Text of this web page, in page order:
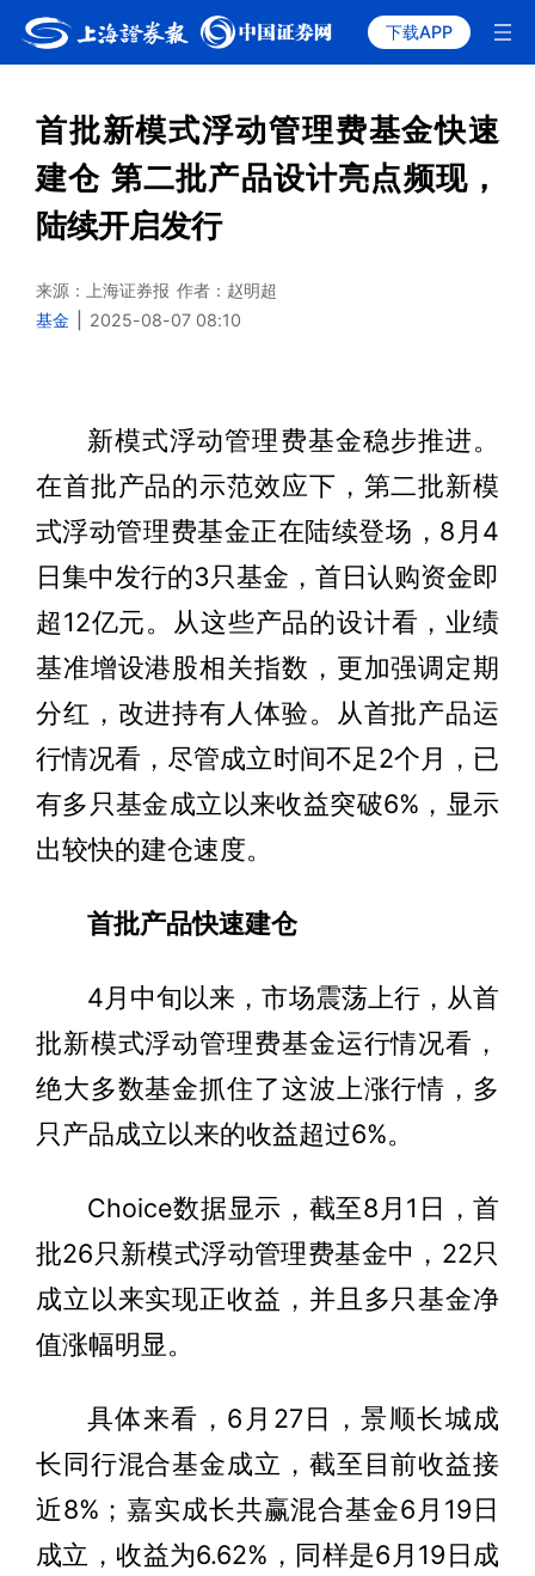
下载APP
首批新模式浮动管理费基金快速
建仓 第二批产品设计亮点频现，
陆续开启发行
来源：上海证券报 作者：赵明超
基金
2025-08-07 08:10
新模式浮动管理费基金稳步推进。
在首批产品的示范效应下，第二批新模
式浮动管理费基金正在陆续登场，8月4
日集中发行的3只基金，首日认购资金即
超12亿元。从这些产品的设计看，业绩
基准增设港股相关指数，更加强调定期
分红，改进持有人体验。从首批产品运
行情况看，尽管成立时间不足2个月，已
有多只基金成立以来收益突破6%，显示
出较快的建仓速度。
首批产品快速建仓
4月中旬以来，市场震荡上行，从首
批新模式浮动管理费基金运行情况看，
绝大多数基金抓住了这波上涨行情，多
只产品成立以来的收益超过6%。
Choice数据显示，截至8月1日，首
批26只新模式浮动管理费基金中，22只
成立以来实现正收益，并且多只基金净
值涨幅明显。
具体来看，6月27日，景顺长城成
长同行混合基金成立，截至目前收益接
近8%；嘉实成长共赢混合基金6月19日
成立，收益为6.62%，同样是6月19日成